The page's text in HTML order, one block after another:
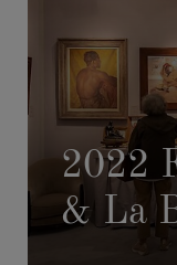
2022
& La